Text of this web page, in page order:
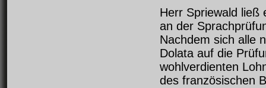
Herr Spriewald ließ
an der
Nachdem sich alle
Dolata auf die
wohlverdienten
des französischen